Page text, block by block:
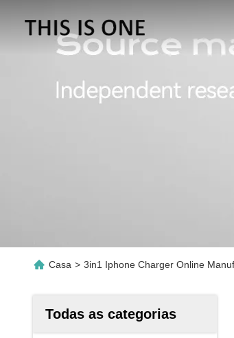
Casa > 3in1 Iphone Charger Online
Todas as categorias